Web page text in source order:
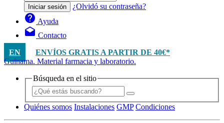
Iniciar sesión ¿Olvidó su contraseña?
help Ayuda
drafts Contacto
EN
ENVÍOS GRATIS A PARTIR DE 40€*
Guinama. Material farmacia y laboratorio.
Búsqueda en el sitio
Quiénes somos Instalaciones GMP Condiciones